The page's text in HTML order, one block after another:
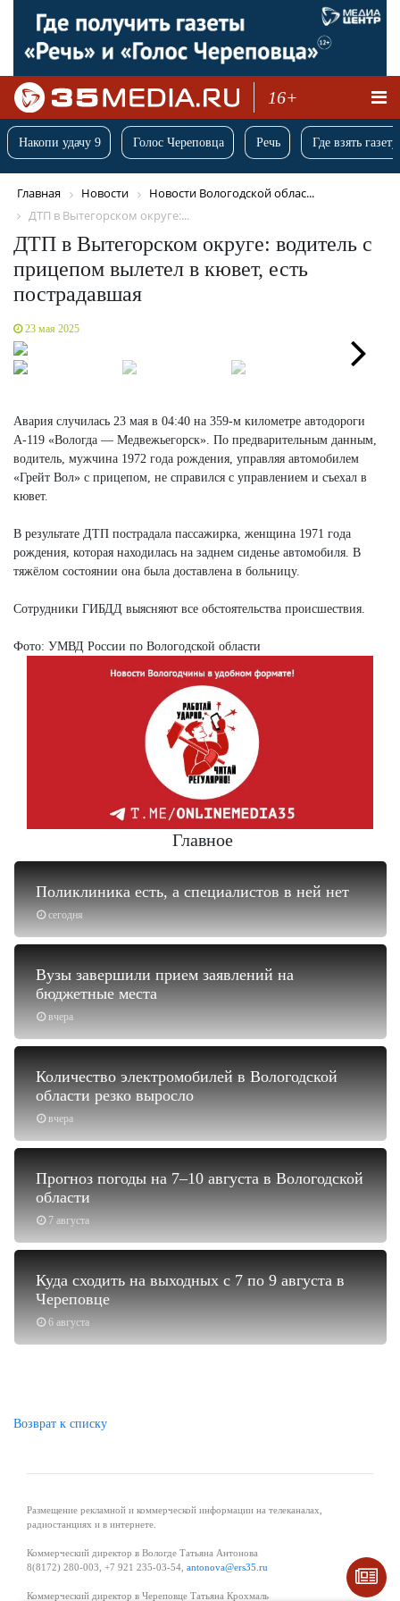
16+
Накопи удачу 9 Голос Череповца Речь Где взять
Главная Новости
Новости Вологодской облас...
ДТП в Вытегорском округе:...
ДТП в Вытегорском округе: водитель с
прицепом вылетел в кювет, есть
пострадавшая
23 мая 2025
Авария случилась 23 мая в 04:40 на 359-м километре автодороги
А-119 «Вологда — Медвежьегорск». По предварительным данным,
водитель, мужчина 1972 года рождения, управляя автомобилем
«Грейт Вол» с прицепом, не справился с управлением и съехал в
кювет.
В результате ДТП пострадала пассажирка, женщина 1971 года
рождения, которая находилась на заднем сиденье автомобиля. В
тяжёлом состоянии она была доставлена в больницу.
Сотрудники ГИБДД выясняют все обстоятельства происшествия.
Фото: УМВД России по Вологодской области
Главное
сегодня
Поликлиника есть, а специалистов в ней нет
вчера
Вузы завершили прием заявлений на
бюджетные места
вчера
Количество электромобилей в Вологодской
области резко выросло
7 августа
Прогноз погоды на 7–10 августа в Вологодской
области
6 августа
Куда сходить на выходных с 7 по 9 августа в
Череповце
Возврат к списку
Размещение рекламной и коммерческой информации на телеканалах,
радиостанциях и в интернете.
Коммерческий директор в Вологде Татьяна Антонова
8(8172) 280-003, +7 921 235-03-54, antonova@ers35.ru
Коммерческий директор в Череповце Татьяна Крохмаль